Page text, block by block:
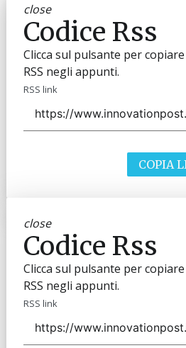
close
Codice Rss
Clicca sul pulsante per
RSS negli appunti.
RSS link
COPIA
close
Codice Rss
Clicca sul pulsante per
RSS negli appunti.
RSS link